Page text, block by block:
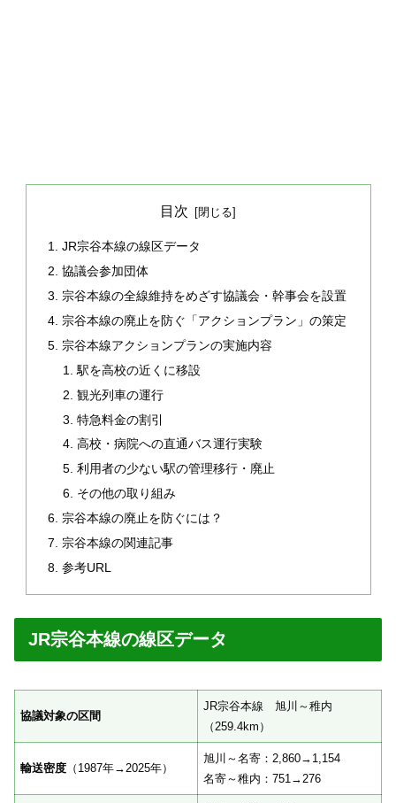
目次
JR宗谷本線の線区データ
協議会参加団体
宗谷本線の全線維持をめざす協議会・幹事会を設置
宗谷本線の廃止を防ぐ「アクションプラン」の策定
宗谷本線アクションプランの実施内容
駅を高校の近くに移設
観光列車の運行
特急料金の割引
高校・病院への直通バス運行実験
利用者の少ない駅の管理移行・廃止
その他の取り組み
宗谷本線の廃止を防ぐには？
宗谷本線の関連記事
参考URL
JR宗谷本線の線区データ
協議対象の区間
JR宗谷本線 旭川～稚内
（259.4km）
輸送密度 （1987年→2025年）
旭川～名寄：2,860→1,154
名寄～稚内：751→276